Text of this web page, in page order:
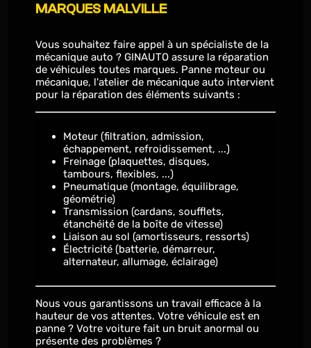
MARQUES MALVILLE
Vous souhaitez faire appel à un spécialiste de la
mécanique auto ? GINAUTO assure la réparation
de véhicules toutes marques. Panne moteur ou
mécanique, l'atelier de mécanique auto intervient
pour la réparation des éléments suivants :
Moteur (filtration, admission,
échappement, refroidissement, ...)
Freinage (plaquettes, disques,
tambours, flexibles, ...)
Pneumatique (montage, équilibrage,
géométrie)
Transmission (cardans, soufflets,
étanchéité de la boîte de vitesse)
Liaison au sol (amortisseurs, ressorts)
Électricité (batterie, démarreur,
alternateur, allumage, éclairage)
Nous vous garantissons un travail efficace à la
hauteur de vos attentes. Votre véhicule est en
panne ? Votre voiture fait un bruit anormal ou
présente des problèmes ?